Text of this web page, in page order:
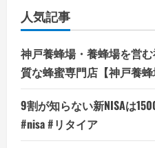
人気記事
神戸養蜂場・養蜂場を営
質な蜂蜜専門店【神戸養蜂
9割が知らない新NISAは
#nisa #リタイア